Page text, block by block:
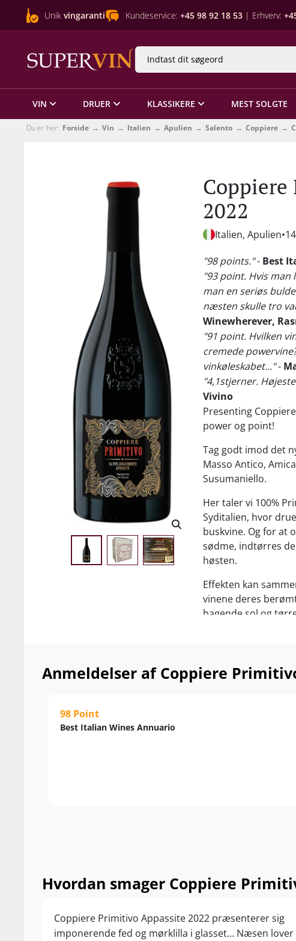
Unik vingaranti Kundeservice: +45 98 92 18 53 | Erhverv:
VIN DRUER KLASSIKERE MEST SOLGTE
Du er her: Forside Vin Italien Apulien Salento Coppiere
2022
Italien, Apulien
"98 points."- Best
"93 point. Hvis
man en seriøs
næsten skulle tro
Winewherever,
"91 point. Hvilken
cremede
vinkøleskabet..."-
"4,1stjerner.
Vivino
Presenting
power og point!
Tag godt imod det
Masso Antico,
Susumaniello.
Her taler vi 100%
Syditalien, hvor
buskvine. Og for at
sødme, indtørres
høsten.
Effekten kan
vinene deres
bagende sol og
vaniljekrydderier
Anmeldelser af Coppiere
98 Point
Best Italian Wines Annuario
Hvordan smager Coppiere
Coppiere Primitivo Appassite 2022 præsenterer sig
imponerende fed og mørklilla i glasset… Næsen lover